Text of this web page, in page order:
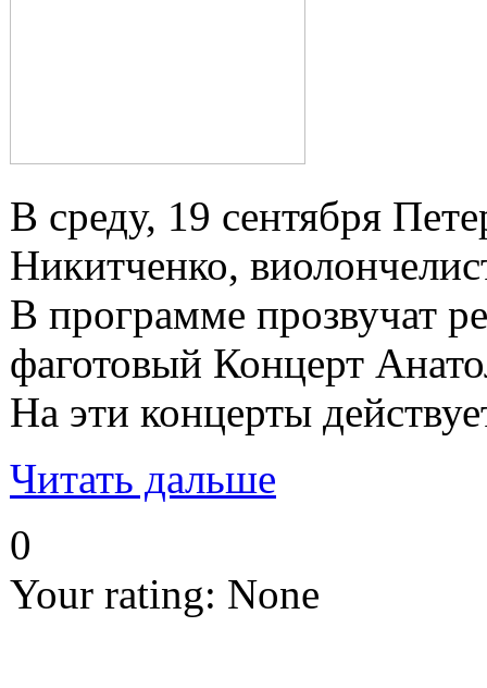
В среду, 19 сентября
Никитченко,
В программе прозвучат
фаготовый Концерт
На эти концерты
Читать дальше
0
Your rating: None